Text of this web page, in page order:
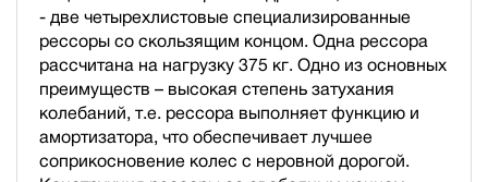
- две четырехлистовые специализированные
рессоры со скользящим концом. Одна рессора
рассчитана на нагрузку 375 кг. Одно из основных
преимуществ – высокая степень затухания
колебаний, т.е. рессора выполняет функцию и
амортизатора, что обеспечивает лучшее
соприкосновение колес с неровной дорогой.